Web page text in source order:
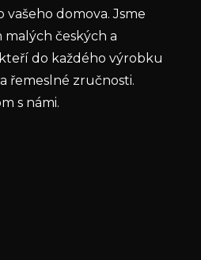
vašeho domova. Jsme
českých a
do každého výrobku
řemeslné zručnosti.
s námi.